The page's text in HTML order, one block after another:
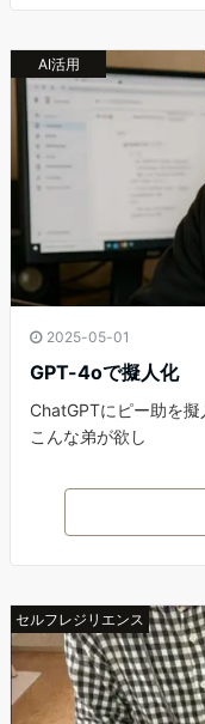
AI活用
2025-05-01
GPT-4oで擬人化
ChatGPTにピー助を
こんな弟が欲し
セルフレジリエンス